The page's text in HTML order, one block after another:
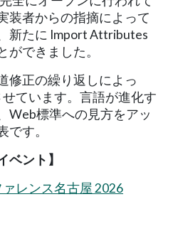
装者からの指摘によって
新たに Import Attributes
ができました。
修正の繰り返しによっ
ています。言語が進化す
Web標準への見方をアッ
です。
ベント】
レンス名古屋 2026